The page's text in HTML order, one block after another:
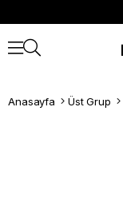
Anasayfa Üst Grup